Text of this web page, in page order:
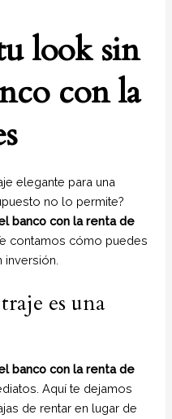
look sin
con la
elegante para una
no lo permite?
banco con la renta de
contamos cómo puedes
inversión.
es una
banco con la renta de
Aquí te dejamos
de rentar en lugar de